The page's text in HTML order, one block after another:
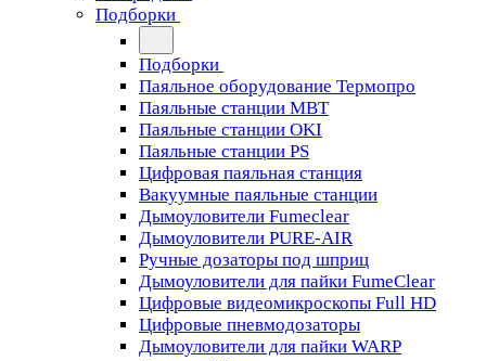
Подборки
Подборки
Паяльное оборудование Термопро
Паяльные станции MBT
Паяльные станции OKI
Паяльные станции PS
Цифровая паяльная станция
Вакуумные паяльные станции
Дымоуловители Fumeclear
Дымоуловители PURE-AIR
Ручные дозаторы под шприц
Дымоуловители для пайки FumeClear
Цифровые видеомикроскопы Full HD
Цифровые пневмодозаторы
Дымоуловители для пайки WARP